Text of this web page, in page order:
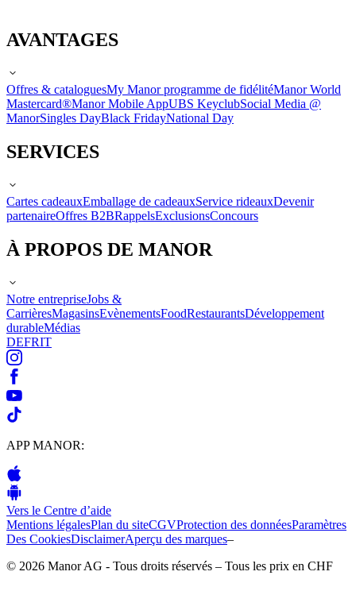
AVANTAGES
Offres & cataloguesMy Manor programme de fidélitéManor World
Mastercard®Manor Mobile AppUBS KeyclubSocial Media @
ManorSingles DayBlack FridayNational Day
SERVICES
Cartes cadeauxEmballage de cadeauxService rideauxDevenir
partenaireOffres B2BRappelsExclusionsConcours
À PROPOS DE MANOR
Notre entrepriseJobs &
CarrièresMagasinsEvènementsFoodRestaurantsDéveloppement
durableMédias
DEFRIT
APP MANOR:
Vers le Centre d’aide
Mentions légalesPlan du siteCGVProtection des donnéesParamètres
Des CookiesDisclaimerAperçu des marques–
© 2026 Manor AG - Tous droits réservés – Tous les prix en CHF